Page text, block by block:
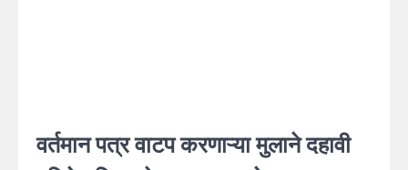
वर्तमान पत्र वाटप करणाऱ्या मुलाने दहावी